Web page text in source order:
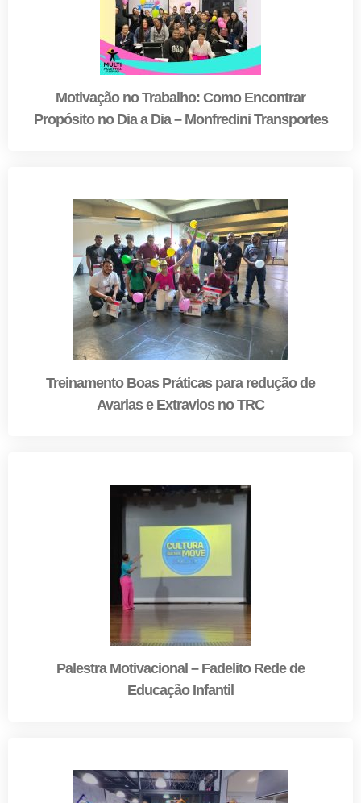
Motivação no Trabalho: Como Encontrar
Propósito no Dia a Dia – Monfredini Transportes
Treinamento Boas Práticas para redução de
Avarias e Extravios no TRC
Palestra Motivacional – Fadelito Rede de
Educação Infantil